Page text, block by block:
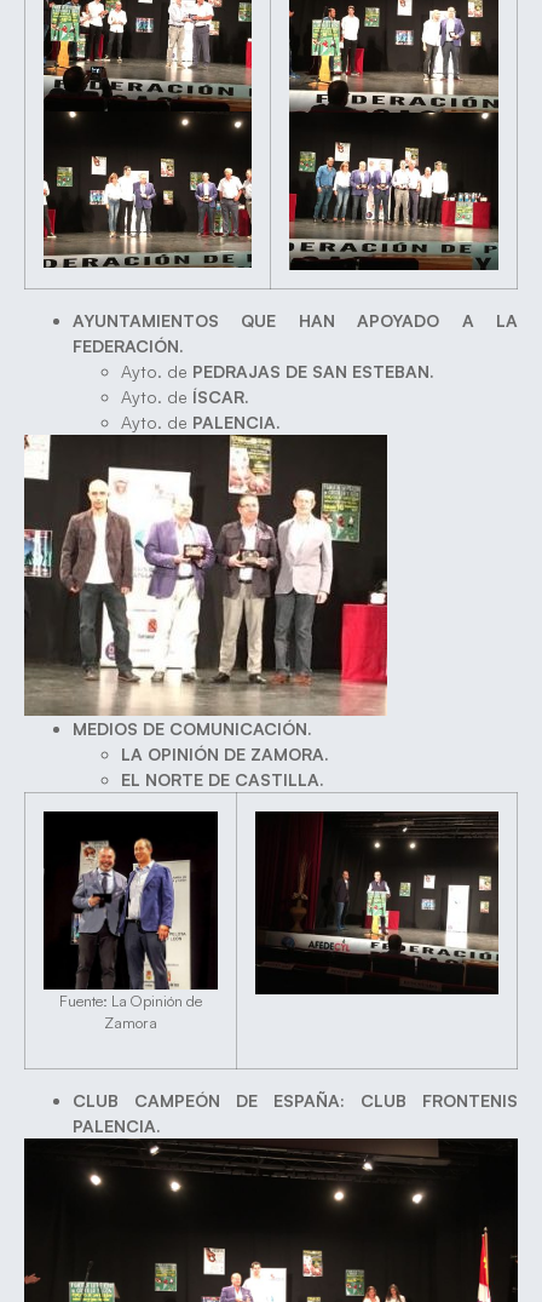
AYUNTAMIENTOS QUE HAN APOYADO A LA
FEDERACIÓN.
Ayto. de PEDRAJAS DE SAN ESTEBAN.
Ayto. de ÍSCAR.
Ayto. de PALENCIA.
MEDIOS DE COMUNICACIÓN.
LA OPINIÓN DE ZAMORA.
EL NORTE DE CASTILLA.
Fuente: La Opinión de
Zamora
CLUB CAMPEÓN DE ESPAÑA: CLUB FRONTENIS
PALENCIA.